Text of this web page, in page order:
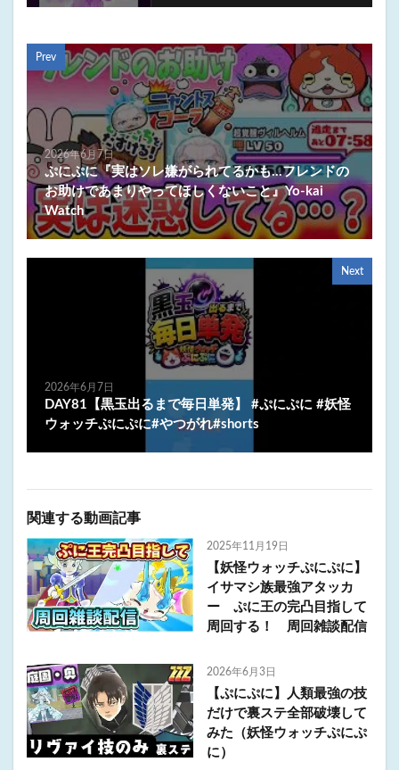
Prev
2026年6月7日
ぷにぷに『実はソレ嫌がられてるかも…フレンドの
お助けであまりやってほしくないこと』Yo-kai
Watch
Next
2026年6月7日
DAY81【黒玉出るまで毎日単発】 #ぷにぷに #妖怪
ウォッチぷにぷに#やつがれ#shorts
関連する動画記事
2025年11月19日
【妖怪ウォッチぷにぷに】
イサマシ族最強アタッカ
ー ぷに王の完凸目指して
周回する！ 周回雑談配信
2026年6月3日
【ぷにぷに】人類最強の技
だけで裏ステ全部破壊して
みた（妖怪ウォッチぷにぷ
に）